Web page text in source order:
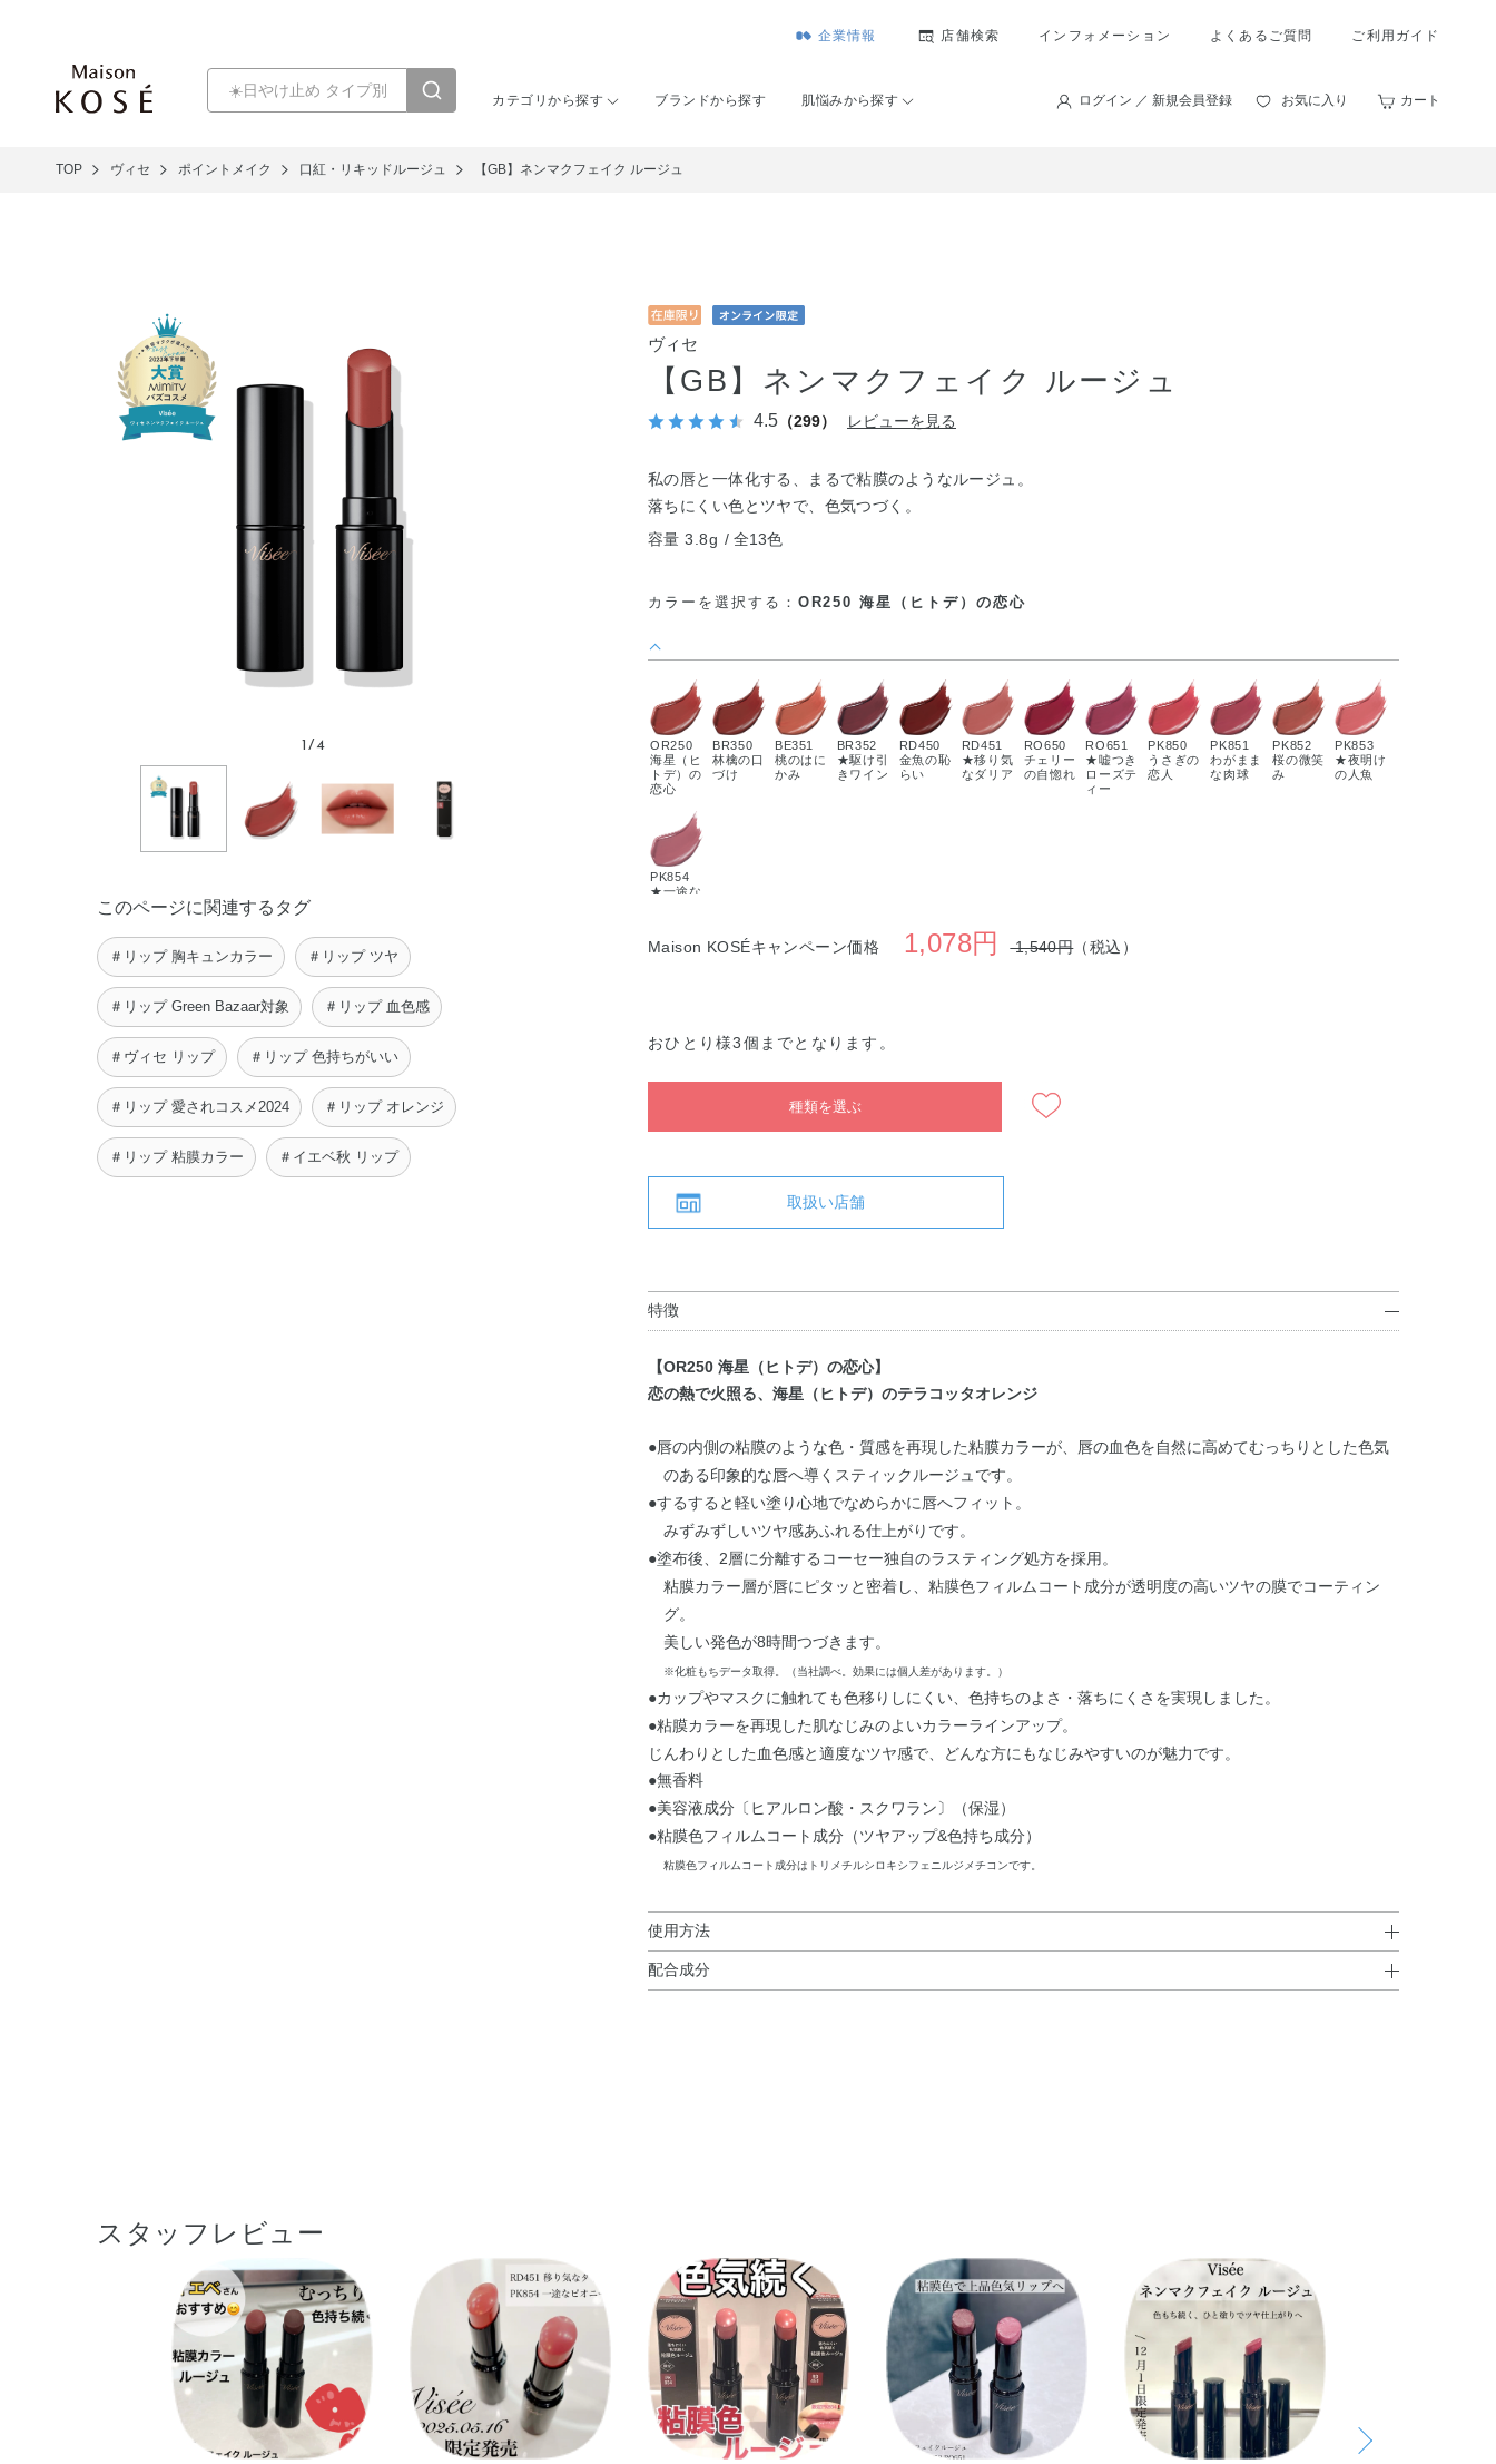
企業情報 店舗検索 インフォメーション よくあるご質問 ご利用ガイド
カテゴリから探す ブランドから探す 肌悩みから探す ログイン ／ 新規会員登録 お気に入り カート
TOP ヴィセ ポイントメイク 口紅・リキッドルージュ 【GB】ネンマクフェイク ルージュ
1/ 4
このページに関連するタグ
＃リップ 胸キュンカラー ＃リップ ツヤ
＃リップ Green Bazaar対象 ＃リップ 血色感
＃ヴィセ リップ ＃リップ 色持ちがいい
＃リップ 愛されコスメ2024 ＃リップ オレンジ
＃リップ 粘膜カラー ＃イエベ秋 リップ
ヴィセ
【GB】ネンマクフェイク ルージュ
4.5 （299） レビューを見る
私の唇と一体化する、まるで粘膜のようなルージュ。
落ちにくい色とツヤで、色気つづく。
容量 3.8g
全13色
カラーを選択する： OR250 海星（ヒトデ）の恋心
OR250
海星（ヒ
トデ）の
恋心
BR350
林檎の口
づけ
BE351
桃のはに
かみ
BR352
★駆け引
きワイン
RD450
金魚の恥
らい
RD451
★移り気
なダリア
RO650
チェリー
の自惚れ
RO651
★嘘つき
ローズテ
ィー
PK850
うさぎの
恋人
PK851
わがまま
な肉球
PK852
桜の微笑
み
PK853
★夜明け
の人魚
PK854
★一途な
Maison KOSÉキャンペーン価格 1,078円 1,540円（税込）
おひとり様3個までとなります。
種類を選ぶ
取扱い店舗
特徴
【OR250 海星（ヒトデ）の恋心】
恋の熱で火照る、海星（ヒトデ）のテラコッタオレンジ
●唇の内側の粘膜のような色・質感を再現した粘膜カラーが、唇の血色を自然に高めてむっちりとした色気
のある印象的な唇へ導くスティックルージュです。
●するすると軽い塗り心地でなめらかに唇へフィット。
みずみずしいツヤ感あふれる仕上がりです。
●塗布後、2層に分離するコーセー独自のラスティング処方を採用。
粘膜カラー層が唇にピタッと密着し、粘膜色フィルムコート成分が透明度の高いツヤの膜でコーティン
グ。
美しい発色が8時間つづきます。
※化粧もちデータ取得。（当社調べ。効果には個人差があります。）
●カップやマスクに触れても色移りしにくい、色持ちのよさ・落ちにくさを実現しました。
●粘膜カラーを再現した肌なじみのよいカラーラインアップ。
じんわりとした血色感と適度なツヤ感で、どんな方にもなじみやすいのが魅力です。
●無香料
●美容液成分〔ヒアルロン酸・スクワラン〕（保湿）
●粘膜色フィルムコート成分（ツヤアップ&色持ち成分）
粘膜色フィルムコート成分はトリメチルシロキシフェニルジメチコンです。
使用方法
使用方法
配合成分
スタッフレビュー